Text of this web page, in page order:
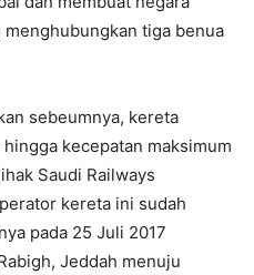
tiga benua
sebeumnya, kereta
kecepatan maksimum
Saudi Railways
kereta ini sudah
pada 25 Juli 2017
Jeddah menuju